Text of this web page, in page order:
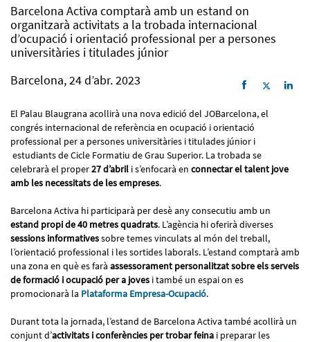
Barcelona Activa comptarà amb un estand on
organitzarà activitats a la trobada internacional
d’ocupació i orientació professional per a persones
universitàries i titulades júnior
Barcelona, 24 d’abr. 2023
El Palau Blaugrana acollirà una nova edició del JOBarcelona, el
congrés internacional de referència en ocupació i orientació
professional per a persones universitàries i titulades júnior i
estudiants de Cicle Formatiu de Grau Superior. La trobada se
celebrarà el proper27 d’abril i s’enfocarà en connectar el talent jove
amb les necessitats de les empreses.
Barcelona Activa hi participarà per desè any consecutiu amb un
estand propi de 40 metres quadrats. L’agència hi oferirà diverses
sessions informativessobre temes vinculats al món del treball,
l’orientació professional i les sortides laborals. L’estand comptarà amb
una zona en què es farà assessorament personalitzat sobre els serveis
de formació i ocupació per a joves i també un espai on es
promocionarà la Plataforma Empresa-Ocupació.
Durant tota la jornada, l’estand de Barcelona Activa també acollirà un
conjunt d’activitats i conferències per trobar feina i preparar les